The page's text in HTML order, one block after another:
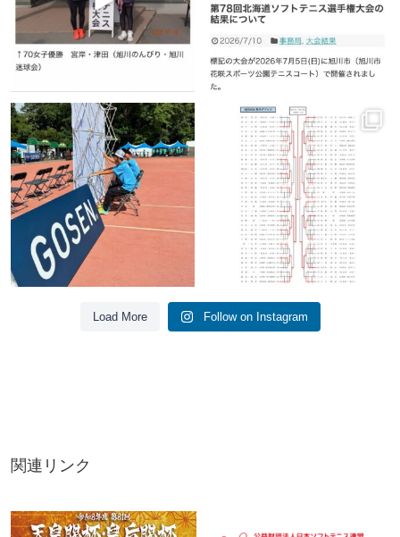
🏆ハイジャパ2026🏆
華やかな舞台の裏には、黙って支える
力があります。...
6月 28
467 0
🏆ハイジャパ2026🏆
男女ダブルスの結果をお知らせします
【男子】...
6月 28
346 0
Load More Follow on Instagram
関連リンク